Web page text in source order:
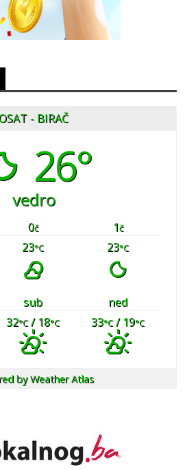
- BIRAČ
26°
vedro
0č 1č
23°C 23°C
sub
ned
32°C/ 18°C 33°C/ 19°C
byWeather Atlas